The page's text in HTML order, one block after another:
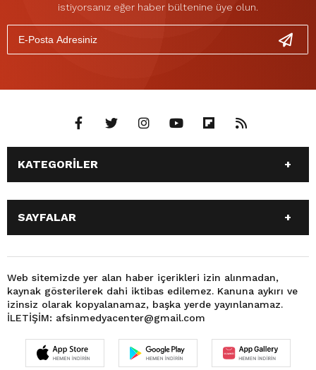
istiyorsanız eğer haber bültenine üye olun.
KATEGORİLER
ANASAYFA
3. SAYFA
DÜNYA
EKONOMİ
GÜNDEM
MAGAZİN
OTOMOBİL
SAĞLIK
SİYASET
SPOR
TEKNOLOJİ
SAYFALAR
DÜNYA
SPOR
MAGAZİN
3. SAYFA
EĞİTİM
EKONOMİ
TEKNOLOJİ
FOTO GALERİ
Web sitemizde yer alan haber içerikleri izin alınmadan,
kaynak gösterilerek dahi iktibas edilemez. Kanuna aykırı ve
izinsiz olarak kopyalanamaz, başka yerde yayınlanamaz.
İLETİŞİM: afsinmedyacenter@gmail.com